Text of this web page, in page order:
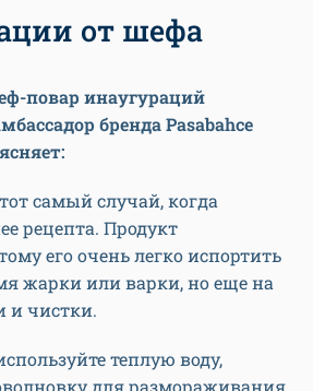
от шефа
повар инаугураций
бренда Pasabahce
самый случай, когда
рецепта. Продукт
его очень легко испортить
жарки или варки, но еще на
и чистки.
теплую воду,
для размораживания.